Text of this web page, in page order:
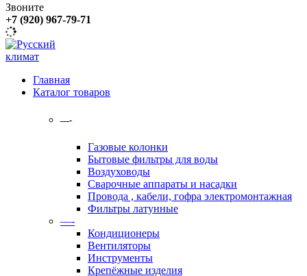
Звоните
+7 (920) 967-79-71
Главная
Каталог товаров
—-
Газовые колонки
Бытовые фильтры для воды
Воздуховоды
Сварочные аппараты и насадки
Провода , кабели, гофра электромонтажная
Фильтры латунные
—-
Кондиционеры
Вентиляторы
Инструменты
Крепёжные изделия